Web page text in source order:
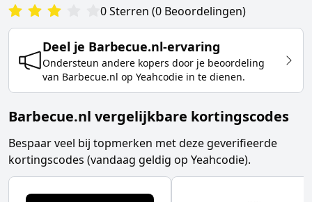
0Sterren (0 Beoordelingen)
Deel je Barbecue.nl-ervaring
Ondersteun andere kopers door je beoordeling
van Barbecue.nl op Yeahcodie in te dienen.
Barbecue.nl vergelijkbare kortingscodes
Bespaar veel bij topmerken met deze geverifieerde
kortingscodes (vandaag geldig op Yeahcodie).